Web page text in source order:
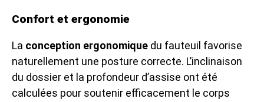
Confort et ergonomie
La conception ergonomique du fauteuil favorise
naturellement une posture correcte. L’inclinaison
du dossier et la profondeur d’assise ont été
calculées pour soutenir efficacement le corps